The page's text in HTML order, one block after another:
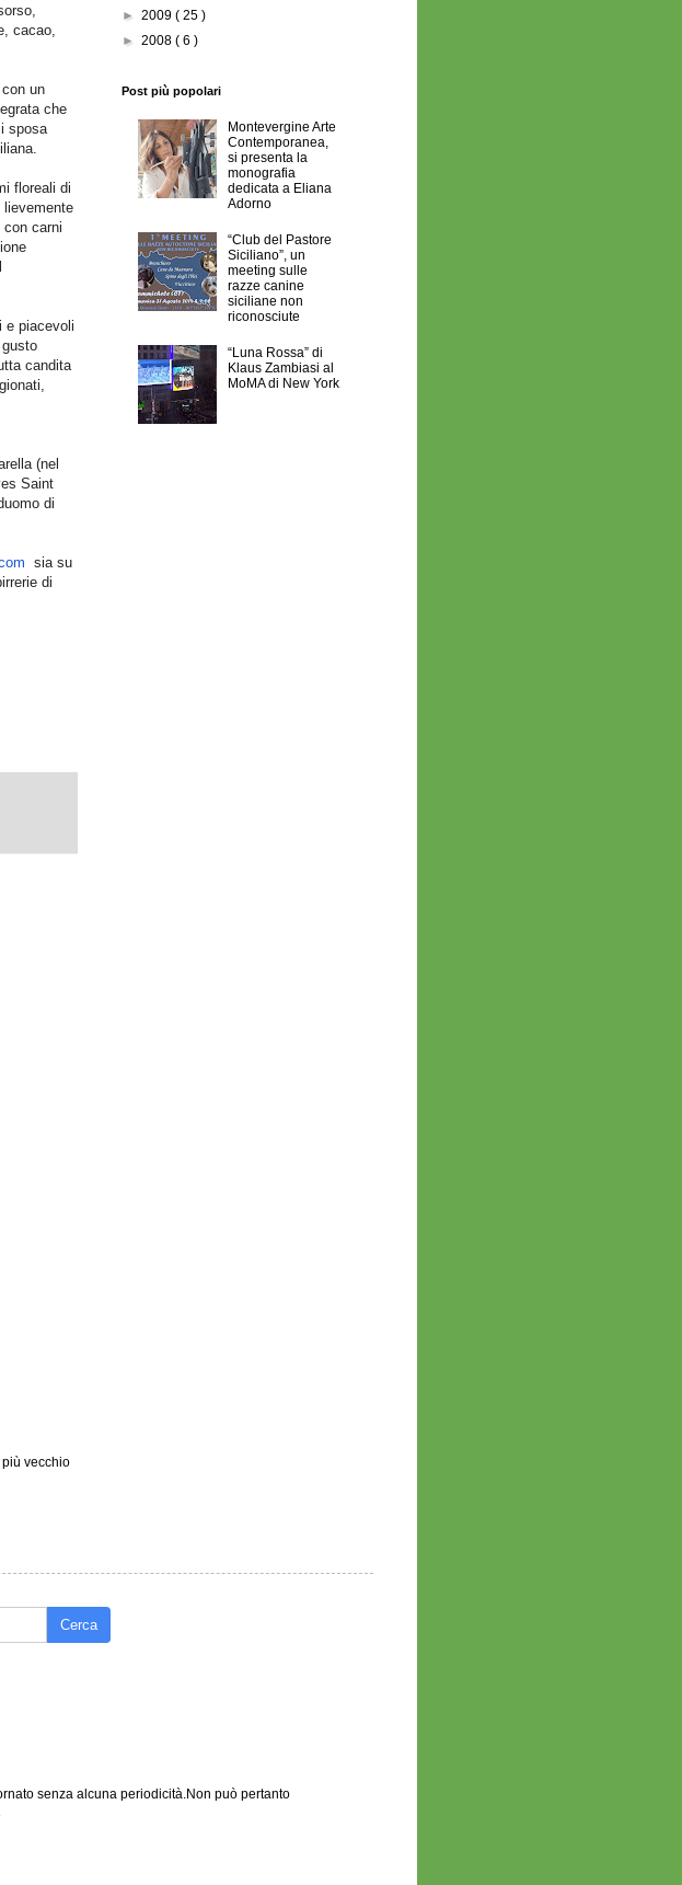
cacao,
un
che
sposa
floreali di
lievemente
carni
e piacevoli
candita
(nel
Saint
di
sia su
di
più vecchio
► 2009 ( 25 )
► 2008 ( 6 )
Post più popolari
Montevergine Arte
Contemporanea,
si presenta la
monografia
dedicata a Eliana
Adorno
“Club del Pastore
Siciliano”, un
meeting sulle
razze canine
siciliane non
riconosciute
“Luna Rossa” di
Klaus Zambiasi al
MoMA di New York
Cerca
senza alcuna periodicità.Non può pertanto